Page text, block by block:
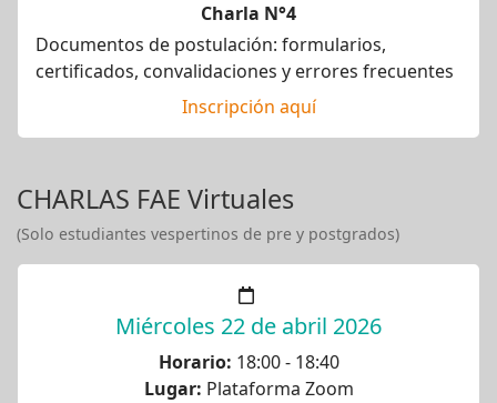
Charla N°4
Documentos de postulación: formularios,
certificados, convalidaciones y errores frecuentes
Inscripción aquí
CHARLAS FAE Virtuales
(Solo estudiantes vespertinos de pre y postgrados)
Miércoles 22 de abril 2026
Horario: 18:00 - 18:40
Lugar: Plataforma Zoom